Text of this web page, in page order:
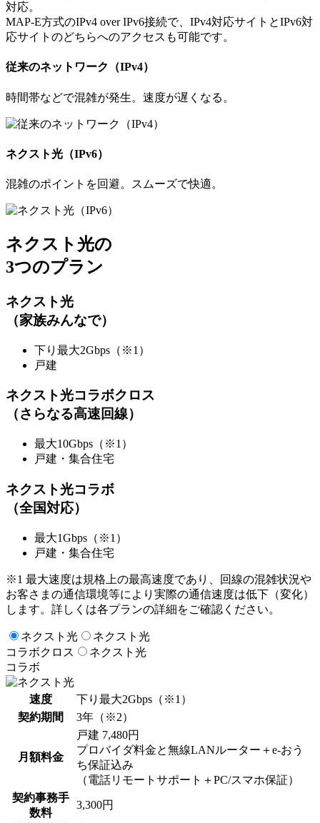
対応。
MAP-E方式のIPv4 over IPv6接続で、IPv4対応サイトとIPv6対
応サイトのどちらへのアクセスも可能です。
従来のネットワーク（IPv4）
時間帯などで混雑が発生。速度が遅くなる。
ネクスト光（IPv6）
混雑のポイントを回避。スムーズで快適。
ネクスト光の
3つのプラン
ネクスト光
（家族みんなで）
下り最大2Gbps （※1）
戸建
ネクスト光コラボクロス
（さらなる高速回線）
最大10Gbps （※1）
戸建・集合住宅
ネクスト光コラボ
（全国対応）
最大1Gbps （※1）
戸建・集合住宅
※1 最大速度は規格上の最高速度であり、回線の混雑状況や
お客さまの通信環境等により実際の通信速度は低下（変化）
します。詳しくは各プランの詳細をご確認ください。
ネクスト光
ネクスト光
コラボクロス
ネクスト光
コラボ
速度 下り最大2Gbps （※1）
契約期間
3年 （※2）
月額料金
戸建 7,480円
プロバイダ料金と無線LANルーター＋e-おう
ち保証込み
（電話リモートサポート＋PC/スマホ保証）
契約事務手
数料
3,300円